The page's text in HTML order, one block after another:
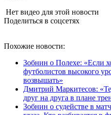
Нет видео для этой новости
Поделиться в соцсетях
Похожие новости:
Зобнин о Полехе: «Если
футболистов высокого
возвышать»
Дмитрий Маркитесов:
друг на друга в плане
Зобнин о судействе в